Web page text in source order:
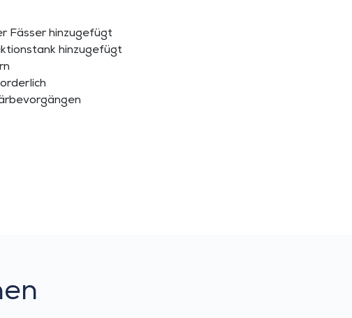
Fässer hinzugefügt
hinzugefügt